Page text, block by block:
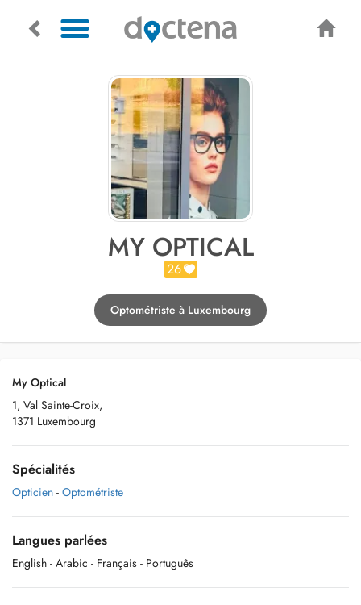
MY OPTICAL
26
Optométriste à Luxembourg
My Optical
1, Val Sainte-Croix,
1371 Luxembourg
Spécialités
Opticien - Optométriste
Langues parlées
English - Arabic - Français - Português